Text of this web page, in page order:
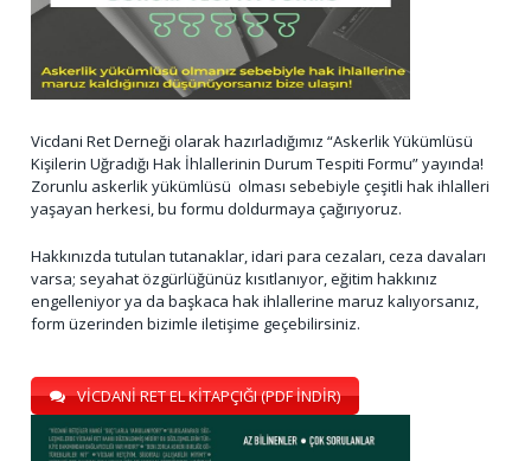
Vicdani Ret Derneği olarak hazırladığımız “Askerlik Yükümlüsü
Kişilerin Uğradığı Hak İhlallerinin Durum Tespiti Formu” yayında!
Zorunlu askerlik yükümlüsü olması sebebiyle çeşitli hak ihlalleri
yaşayan herkesi, bu formu doldurmaya çağırıyoruz.
Hakkınızda tutulan tutanaklar, idari para cezaları, ceza davaları
varsa; seyahat özgürlüğünüz kısıtlanıyor, eğitim hakkınız
engelleniyor ya da başkaca hak ihlallerine maruz kalıyorsanız,
form üzerinden bizimle iletişime geçebilirsiniz.
VİCDANİ RET EL KİTAPÇIĞI (PDF İNDİR)